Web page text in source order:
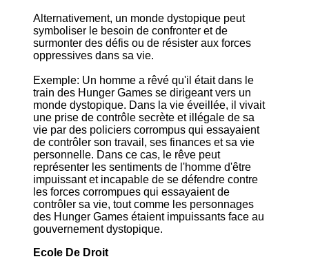
Alternativement, un monde dystopique peut
symboliser le besoin de confronter et de
surmonter des défis ou de résister aux forces
oppressives dans sa vie.
Exemple: Un homme a rêvé qu'il était dans le
train des Hunger Games se dirigeant vers un
monde dystopique. Dans la vie éveillée, il vivait
une prise de contrôle secrète et illégale de sa
vie par des policiers corrompus qui essayaient
de contrôler son travail, ses finances et sa vie
personnelle. Dans ce cas, le rêve peut
représenter les sentiments de l'homme d'être
impuissant et incapable de se défendre contre
les forces corrompues qui essayaient de
contrôler sa vie, tout comme les personnages
des Hunger Games étaient impuissants face au
gouvernement dystopique.
Ecole De Droit